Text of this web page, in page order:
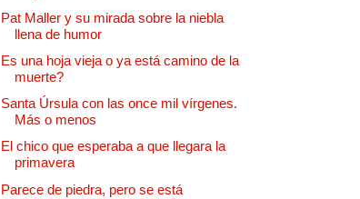
Pat Maller y su mirada sobre la niebla
llena de humor
Es una hoja vieja o ya está camino de la
muerte?
Santa Úrsula con las once mil vírgenes.
Más o menos
El chico que esperaba a que llegara la
primavera
Parece de piedra, pero se está